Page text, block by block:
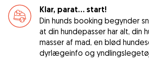
Klar, parat... start!
Din hunds booking begynder
at din hundepasser har alt, din
masser af mad, en blød
dyrlægeinfo og